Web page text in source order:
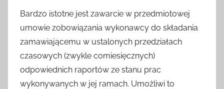
Bardzo istotne jest zawarcie w przedmiotowej
umowie zobowiązania wykonawcy do składania
zamawiającemu w ustalonych przedziałach
czasowych (zwykle comiesięcznych)
odpowiednich raportów ze stanu prac
wykonywanych w jej ramach. Umożliwi to